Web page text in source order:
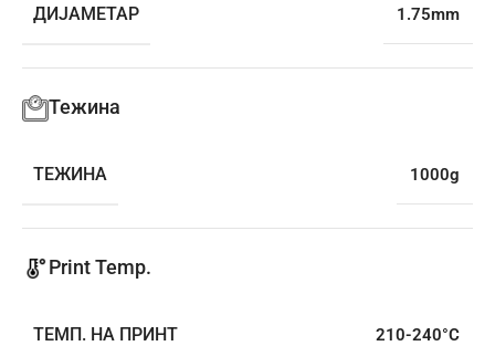
ДИЈАМЕТАР 1.75mm
Тежина
ТЕЖИНА 1000g
Print Temp.
ТЕМП. НА ПРИНТ 210-240°C